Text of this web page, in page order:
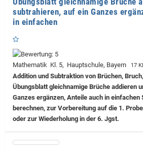
subtrahieren, auf ein Ganzes
in einfachen
Mathematik Kl. 5, Hauptschule, Bayern 17
Addition und Subtraktion von Brüchen,
Übungsblatt gleichnamige Brüche addieren
Ganzes ergänzen, Anteile auch in einfachen
berechnen, zur Vorbereitung auf die 1.
oder zur Wiederholung in der 6. Jgst.